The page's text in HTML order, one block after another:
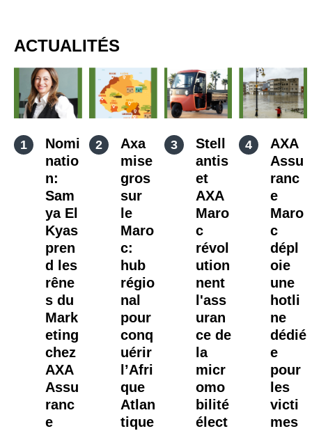
ACTUALITÉS
Nomi
natio
n:
Sam
ya El
Kyas
pren
d les
rêne
s du
Mark
eting
chez
AXA
Assu
ranc
e
Axa
mise
gros
sur
le
Maro
c:
hub
régio
nal
pour
conq
uérir
l’Afri
que
Atlan
tique
Stell
antis
et
AXA
Maro
c
révol
ution
nent
l'ass
uran
ce de
la
micr
omo
bilité
élect
AXA
Assu
ranc
e
Maro
c
dépl
oie
une
hotli
ne
dédié
e
pour
les
victi
mes